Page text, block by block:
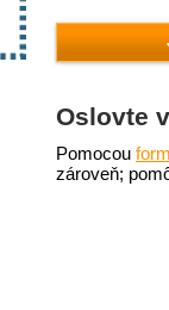
Oslovte
Pomocou
zároveň;